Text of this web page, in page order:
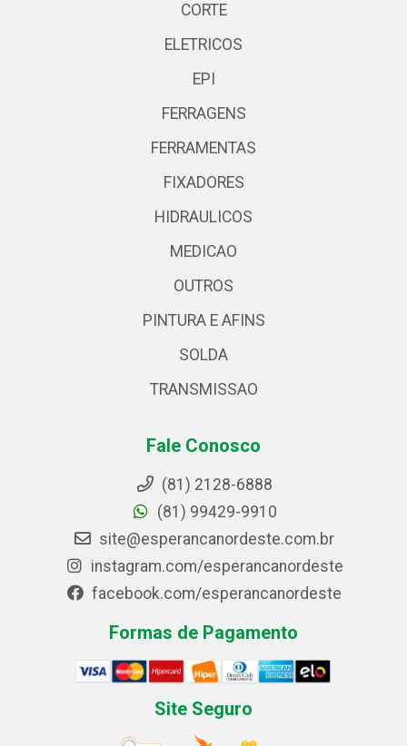
CORTE
ELETRICOS
EPI
FERRAGENS
FERRAMENTAS
FIXADORES
HIDRAULICOS
MEDICAO
OUTROS
PINTURA E AFINS
SOLDA
TRANSMISSAO
Fale Conosco
(81) 2128-6888
(81) 99429-9910
site@esperancanordeste.com.br
instagram.com/esperancanordeste
facebook.com/esperancanordeste
Formas de Pagamento
Site Seguro